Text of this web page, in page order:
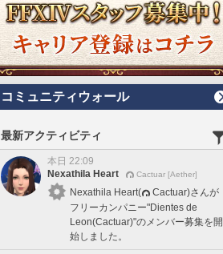
コミュニティウォール
最新アクティビティ
本日 22:09
Nexathila Heart
Cactuar [Aether]
Nexathila Heart(
Cactuar)さんが
フリーカンパニー"Dientes de
Leon(Cactuar)"のメンバー募集を開
始しました。